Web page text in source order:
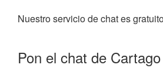
Nuestro servicio de chat es
Pon el chat de